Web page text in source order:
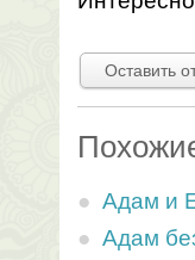
Оставить
Адам и
Адам